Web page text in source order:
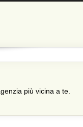
più vicina a te.